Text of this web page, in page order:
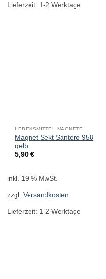
Lieferzeit: 1-2 Werktage
LEBENSMITTEL MAGNETE
Magnet Sekt Santero 958
gelb
5,90€
inkl. 19 % MwSt.
zzgl. Versandkosten
Lieferzeit: 1-2 Werktage